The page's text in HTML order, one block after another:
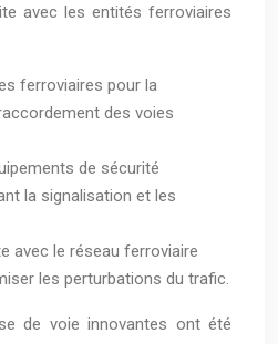
avec les entités ferroviaires
ferroviaires pour la
des voies
de sécurité
la signalisation et les
avec le réseau ferroviaire
les perturbations du trafic.
de voie innovantes ont été